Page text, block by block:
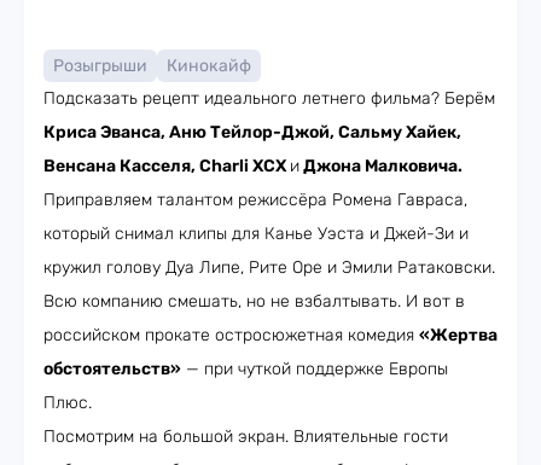
Розыгрыши
Кинокайф
Подсказать рецепт идеального летнего фильма? Берём
Криса Эванса, Аню Тейлор-Джой, Сальму Хайек,
Венсана Касселя, Charli XCXиДжона Малковича.
Приправляем талантом режиссёра Ромена Гавраса,
который снимал клипы для Канье Уэста и Джей-Зи и
кружил голову Дуа Липе, Рите Оре и Эмили Ратаковски.
Всю компанию смешать, но не взбалтывать. И вот в
российском прокате остросюжетная комедия «Жертва
обстоятельств» — при чуткой поддержке Европы
Плюс.
Посмотрим на большой экран. Влиятельные гости